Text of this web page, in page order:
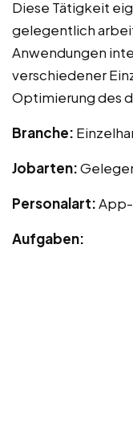
Diese Tätigkeit
gelegentlich
Anwendungen
verschiedener
Optimierung des
Branche:
Jobarten:
Personalart:
Aufgaben: